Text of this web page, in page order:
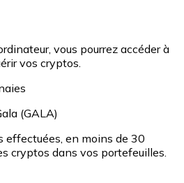
vous pourrez accéder à
vos cryptos.
(GALA)
effectuées, en moins de 30
cryptos dans vos portefeuilles.